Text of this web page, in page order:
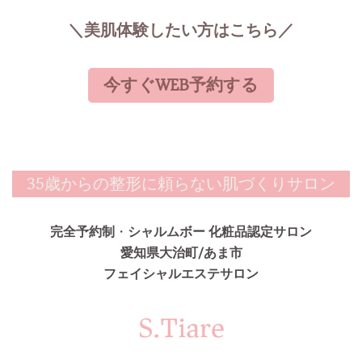
＼美肌体験したい方はこちら／
今すぐWEB予約する
35歳からの整形に頼らない肌づくりサロン
完全予約制 ・ シャルムボー 化粧品認定サロン
愛知県大治町/あま市
フェイシャルエステサロン
S.Tiare